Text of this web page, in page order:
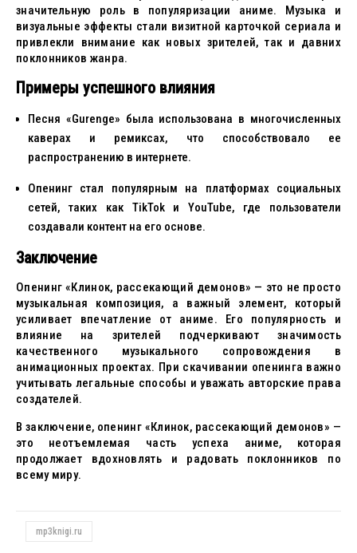
значительную роль в популяризации аниме. Музыка и
визуальные эффекты стали визитной карточкой сериала и
привлекли внимание как новых зрителей, так и давних
поклонников жанра.
Примеры успешного влияния
Песня «Gurenge» была использована в многочисленных
каверах и ремиксах, что способствовало ее
распространению в интернете.
Опенинг стал популярным на платформах социальных
сетей, таких как TikTok и YouTube, где пользователи
создавали контент на его основе.
Заключение
Опенинг «Клинок, рассекающий демонов» — это не просто
музыкальная композиция, а важный элемент, который
усиливает впечатление от аниме. Его популярность и
влияние на зрителей подчеркивают значимость
качественного музыкального сопровождения в
анимационных проектах. При скачивании опенинга важно
учитывать легальные способы и уважать авторские права
создателей.
В заключение, опенинг «Клинок, рассекающий демонов» —
это неотъемлемая часть успеха аниме, которая
продолжает вдохновлять и радовать поклонников по
всему миру.
mp3knigi.ru